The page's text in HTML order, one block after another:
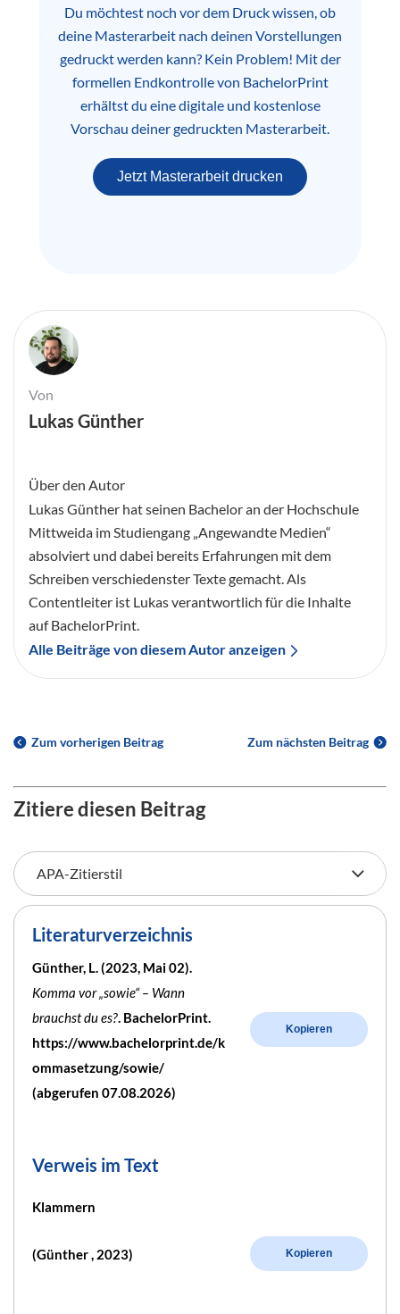
Du möchtest noch vor dem Druck wissen, ob
deine Masterarbeit nach deinen Vorstellungen
gedruckt werden kann? Kein Problem! Mit der
formellen Endkontrolle von BachelorPrint
erhältst du eine digitale und kostenlose
Vorschau deiner gedruckten Masterarbeit.
Jetzt Masterarbeit drucken
Von
Lukas Günther
Über den Autor
Lukas Günther hat seinen Bachelor an der Hochschule
Mittweida im Studiengang „Angewandte Medien“
absolviert und dabei bereits Erfahrungen mit dem
Schreiben verschiedenster Texte gemacht. Als
Contentleiter ist Lukas verantwortlich für die Inhalte
auf BachelorPrint.
Alle Beiträge von diesem Autor anzeigen
Zum vorherigen Beitrag Zum nächsten Beitrag
Zitiere diesen Beitrag
Literaturverzeichnis
Günther, L. (2023, Mai 02).
Komma vor „sowie“ – Wann
brauchst du es?. BachelorPrint.
https://www.bachelorprint.de/k
ommasetzung/sowie/
(abgerufen 07.08.2026)
Kopieren
Verweis im Text
Klammern
(Günther , 2023) Kopieren